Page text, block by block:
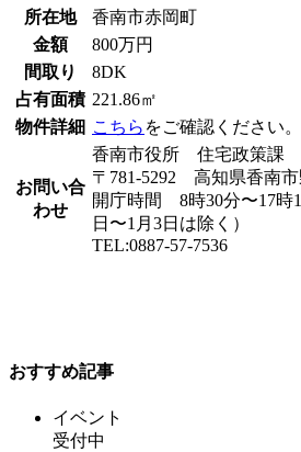
所在地
香南市赤岡町
金額
800万円
間取り
8DK
占有面積 221.86㎡
物件詳細 こちら をご確認ください。
お問い合
わせ
香南市役所 住宅政策課
〒781-5292 高知県香南
開庁時間 8時30分〜17時
日〜1月3日は除く）
TEL:0887-57-7536
おすすめ記事
イベント
受付中